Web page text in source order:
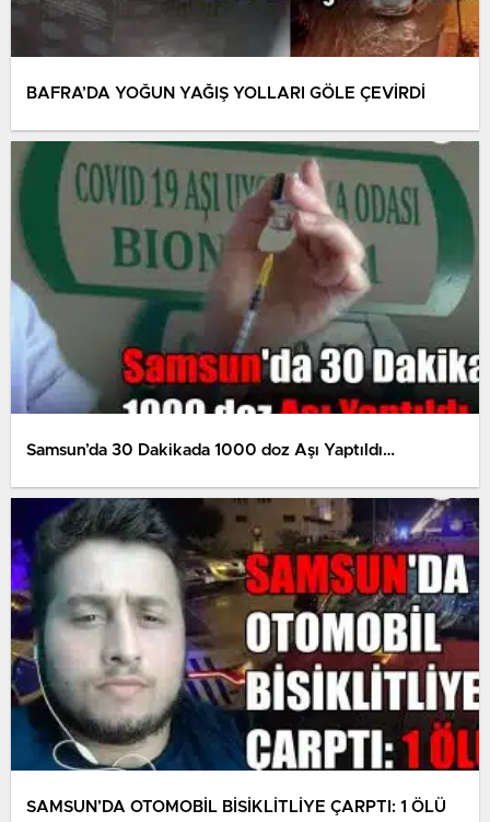
BAFRA’DA YOĞUN YAĞIŞ YOLLARI GÖLE ÇEVİRDİ
Samsun’da 30 Dakikada 1000 doz Aşı Yaptıldı…
SAMSUN’DA OTOMOBİL BİSİKLİTLİYE ÇARPTI: 1 ÖLÜ